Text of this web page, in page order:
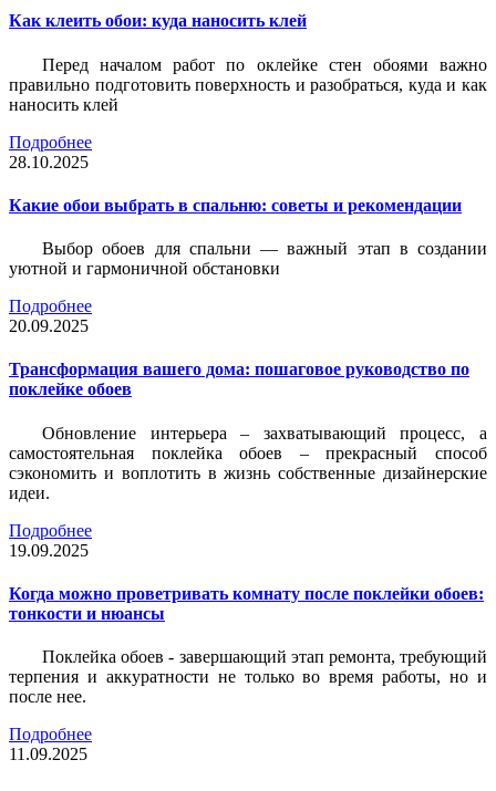
Как клеить обои: куда наносить клей
Перед началом работ по оклейке стен обоями важно
правильно подготовить поверхность и разобраться, куда и как
наносить клей
Подробнее
28.10.2025
Какие обои выбрать в спальню: советы и рекомендации
Выбор обоев для спальни — важный этап в создании
уютной и гармоничной обстановки
Подробнее
20.09.2025
Трансформация вашего дома: пошаговое руководство по
поклейке обоев
Обновление интерьера – захватывающий процесс, а
самостоятельная поклейка обоев – прекрасный способ
сэкономить и воплотить в жизнь собственные дизайнерские
идеи.
Подробнее
19.09.2025
Когда можно проветривать комнату после поклейки обоев:
тонкости и нюансы
Поклейка обоев - завершающий этап ремонта, требующий
терпения и аккуратности не только во время работы, но и
после нее.
Подробнее
11.09.2025